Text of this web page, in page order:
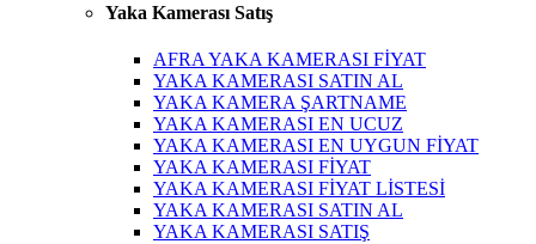
Yaka Kamerası Satış
AFRA YAKA KAMERASI FİYAT
YAKA KAMERASI SATIN AL
YAKA KAMERA ŞARTNAME
YAKA KAMERASI EN UCUZ
YAKA KAMERASI EN UYGUN FİYAT
YAKA KAMERASI FİYAT
YAKA KAMERASI FİYAT LİSTESİ
YAKA KAMERASI SATIN AL
YAKA KAMERASI SATIŞ